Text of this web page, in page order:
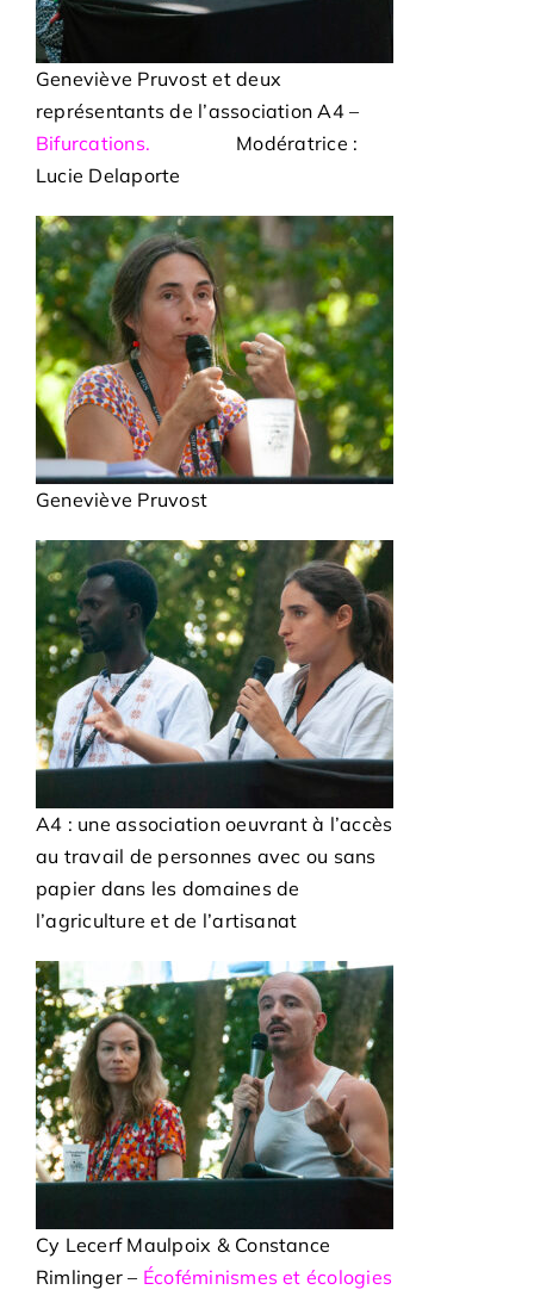
Geneviève Pruvost et deux
représentants de l’association A4 –
Bifurcations. Modératrice :
Lucie Delaporte
Geneviève Pruvost
A4 : une association oeuvrant à l’accès
au travail de personnes avec ou sans
papier dans les domaines de
l’agriculture et de l’artisanat
Cy Lecerf Maulpoix & Constance
Rimlinger – Écoféminismes et écologies